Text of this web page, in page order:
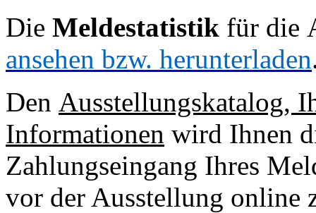
Die Meldestatistik für die
ansehen bzw. herunterladen
Den Ausstellungskatalog,
Informationen wird Ihnen
Zahlungseingang Ihres
vor der Ausstellung online